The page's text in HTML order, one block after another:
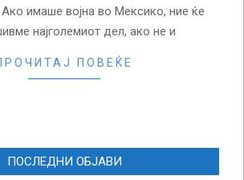
имаше војна во Мексико, ние ќе
најголемиот дел, ако не и
ПОВЕЌЕ
ПОСЛЕДНИ ОБЈАВИ